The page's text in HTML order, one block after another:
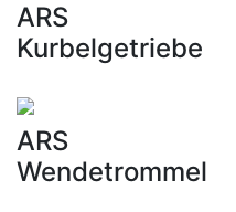
ARS
Kurbelgetriebe
ARS
Wendetrommel